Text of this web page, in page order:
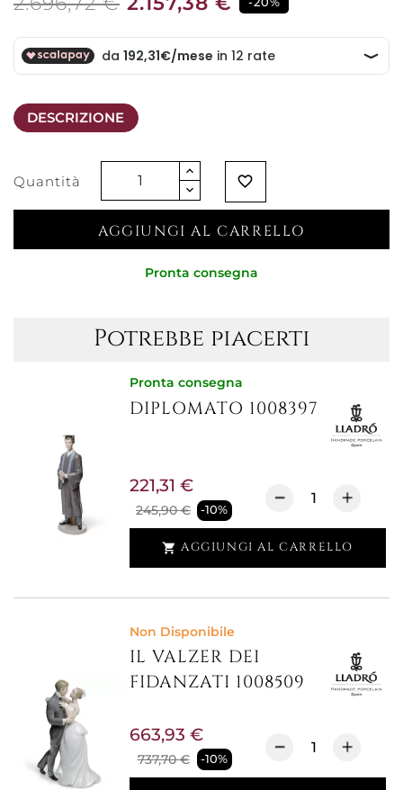
DESCRIZIONE
Quantità favorite_border
AGGIUNGI AL CARRELLO
Pronta consegna
Potrebbe piacerti
Pronta consegna
DIPLOMATO 1008397
245,90 € -10%
221,31 €
 AGGIUNGI AL CARRELLO
Non Disponibile
IL VALZER DEI
FIDANZATI 1008509
737,70 € -10%
663,93 €